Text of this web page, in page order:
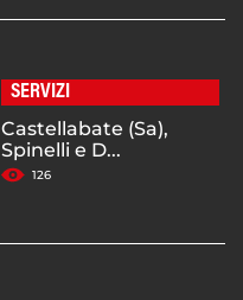
SERVIZI
Castellabate (Sa),
Spinelli e D...
126